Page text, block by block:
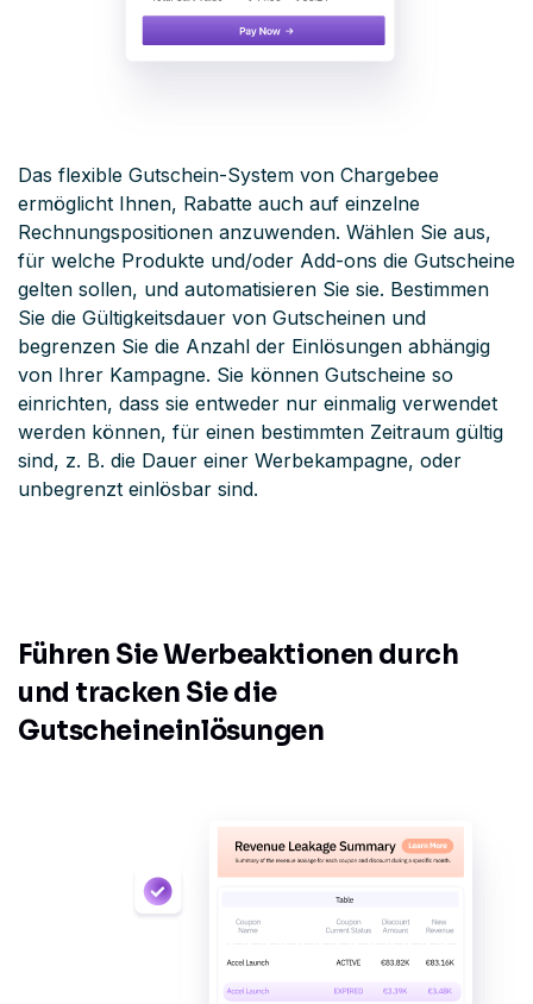
Das flexible Gutschein-System von Chargebee
ermöglicht Ihnen, Rabatte auch auf einzelne
Rechnungspositionen anzuwenden. Wählen Sie aus,
für welche Produkte und/oder Add-ons die Gutscheine
gelten sollen, und automatisieren Sie sie. Bestimmen
Sie die Gültigkeitsdauer von Gutscheinen und
begrenzen Sie die Anzahl der Einlösungen abhängig
von Ihrer Kampagne. Sie können Gutscheine so
einrichten, dass sie entweder nur einmalig verwendet
werden können, für einen bestimmten Zeitraum gültig
sind, z. B. die Dauer einer Werbekampagne, oder
unbegrenzt einlösbar sind.
Führen Sie Werbeaktionen durch
und tracken Sie die
Gutscheineinlösungen